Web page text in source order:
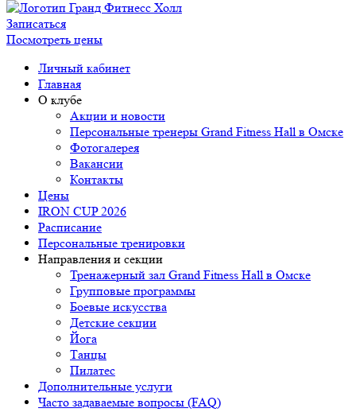
Записаться
Посмотреть цены
Личный кабинет
Главная
О клубе
Акции и новости
Персональные тренеры Grand Fitness Hall в Омске
Фотогалерея
Вакансии
Контакты
Цены
IRON CUP 2026
Расписание
Персональные тренировки
Направления и секции
Тренажерный зал Grand Fitness Hall в Омске
Групповые программы
Боевые искусства
Детские секции
Йога
Танцы
Пилатес
Дополнительные услуги
Часто задаваемые вопросы (FAQ)